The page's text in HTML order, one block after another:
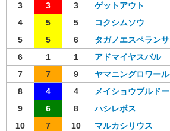
3
3 3 ゲットアウト
4
5 5 コクシムソウ
5
5 6 タガノエスペランサ
6
1 1 アドマイヤスバル
7
7 9 ヤマニングロワール
8
4 4 メイショウブルドー
9
6 8 ハシレボス
10
7 10 マルカシリウス